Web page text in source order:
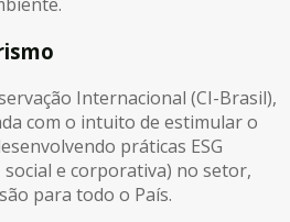
Internacional (CI-Brasil),
com o intuito de estimular o
práticas ESG
e corporativa) no setor,
para todo o País.